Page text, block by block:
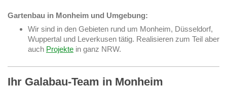
Gartenbau in Monheim und Umgebung:
Wir sind in den Gebieten rund um Monheim, Düsseldorf,
Wuppertal und Leverkusen tätig. Realisieren zum Teil aber
auch Projekte in ganz NRW.
Ihr Galabau-Team in Monheim